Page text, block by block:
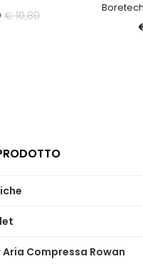
Il€10,80Il
Compressa Rowan